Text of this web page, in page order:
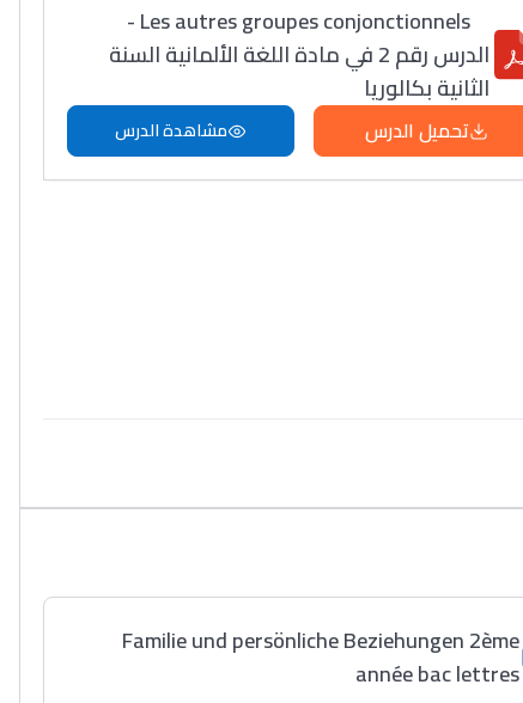
Les autres groupes conjonctionnels -
الدرس رقم 2 في مادة اللغة الألمانية السنة
الثانية بكالوريا
تحميل الدرس مشاهدة الدرس
Familie und persönliche Beziehungen 2ème
année bac lettres